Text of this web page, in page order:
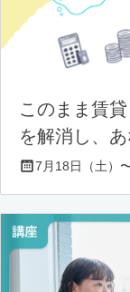
このまま賃
を解消し、
7月18日（土）